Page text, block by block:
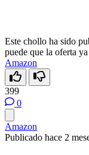
Este chollo ha sido
puede que la oferta
Amazon
399
0
Amazon
Publicado hace 2